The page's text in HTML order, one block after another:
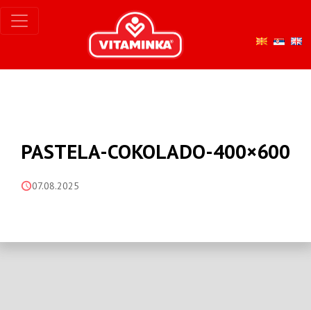
PASTELA-COKOLADO-400×600
07.08.2025